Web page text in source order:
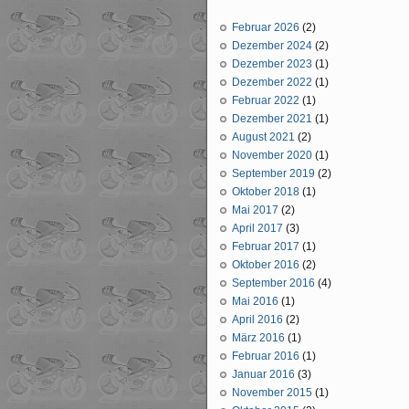
Februar 2026 (2)
Dezember 2024 (2)
Dezember 2023 (1)
Dezember 2022 (1)
Februar 2022 (1)
Dezember 2021 (1)
August 2021 (2)
November 2020 (1)
September 2019 (2)
Oktober 2018 (1)
Mai 2017 (2)
April 2017 (3)
Februar 2017 (1)
Oktober 2016 (2)
September 2016 (4)
Mai 2016 (1)
April 2016 (2)
März 2016 (1)
Februar 2016 (1)
Januar 2016 (3)
November 2015 (1)